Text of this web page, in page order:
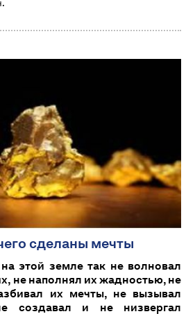
сделаны мечты
этой земле так не волновал
не наполнял их жадностью, не
их мечты, не вызывал
создавал и не низвергал